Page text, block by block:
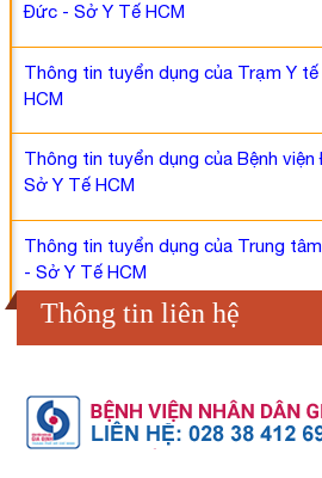
Đức - Sở Y Tế HCM
Thông tin tuyển dụng của Trạm Y
HCM
Thông tin tuyển dụng của Bệnh viện
Sở Y Tế HCM
Thông tin tuyển dụng của Trung
- Sở Y Tế HCM
Thông tin liên hệ